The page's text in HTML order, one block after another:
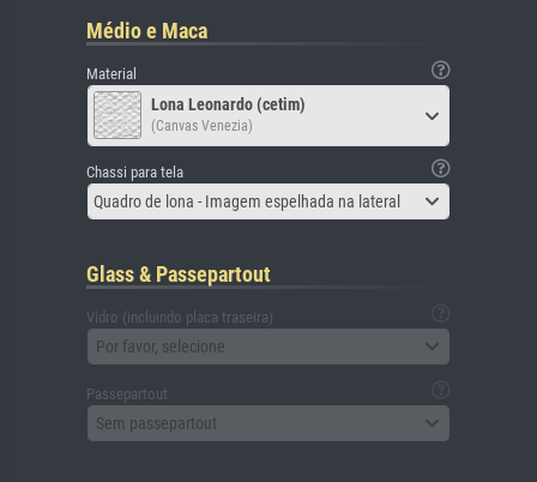
Médio e Maca
Material
Lona Leonardo (cetim)
(Canvas Venezia)
Chassi para tela
Quadro de lona - Imagem espelhada na lateral
Glass & Passepartout
Vidro (incluindo placa traseira)
Por favor, selecione
Passepartout
Sem passepartout